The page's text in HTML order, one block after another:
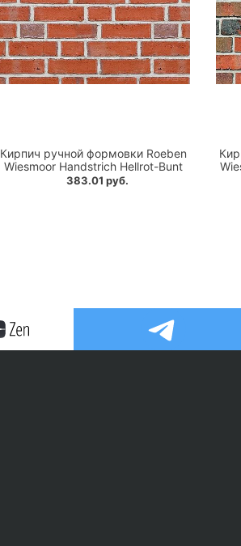
Кирпич ручной формовки Roeben
Wiesmoor Handstrich Hellrot-Bunt
383.01 руб.